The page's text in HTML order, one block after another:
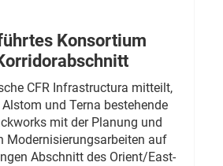
Konsortium
CFR Infrastructura mitteilt,
und Terna bestehende
mit der Planung und
Modernisierungsarbeiten auf
Abschnitt des Orient/East-